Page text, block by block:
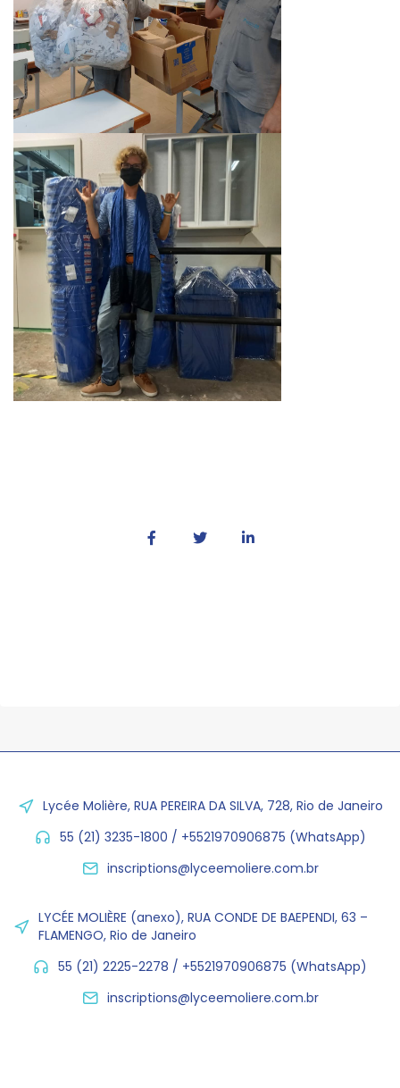
Lycée Molière, RUA PEREIRA DA SILVA, 728, Rio de Janeiro
55 (21) 3235-1800 / +5521970906875 (WhatsApp)
inscriptions@lyceemoliere.com.br
LYCÉE MOLIÈRE (anexo), RUA CONDE DE BAEPENDI, 63 –
FLAMENGO, Rio de Janeiro
55 (21) 2225-2278 / +5521970906875 (WhatsApp)
inscriptions@lyceemoliere.com.br